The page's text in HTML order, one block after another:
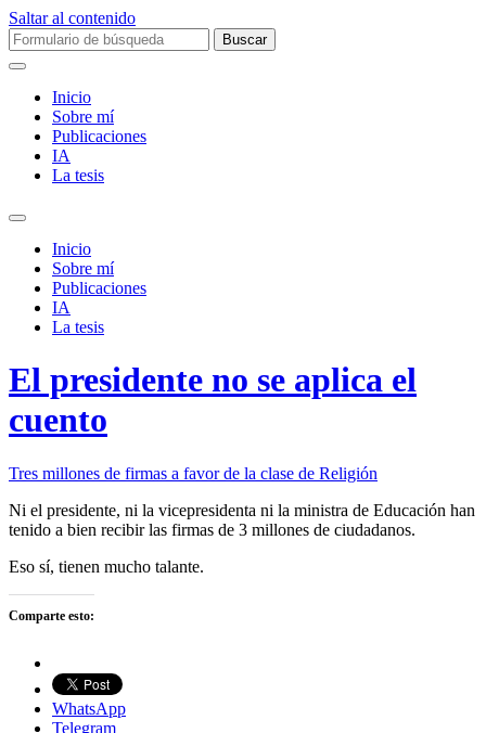
Saltar al contenido
Buscar:
Inicio
Sobre mí­
Publicaciones
IA
La tesis
Alternar
campo
búsqueda
Inicio
Sobre mí­
Publicaciones
IA
La tesis
El presidente no se aplica el
cuento
Tres millones de firmas a favor de la clase de Religión
Ni el presidente, ni la vicepresidenta ni la ministra de Educación han
tenido a bien recibir las firmas de 3 millones de ciudadanos.
Eso sí, tienen mucho talante.
Comparte esto:
WhatsApp
Telegram